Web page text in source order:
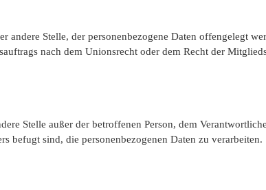
Stelle, der personenbezogene Daten offengelegt
nach dem Unionsrecht oder dem Recht der
Stelle außer der betroffenen Person, dem
befugt sind, die personenbezogenen Daten zu verarbeiten.